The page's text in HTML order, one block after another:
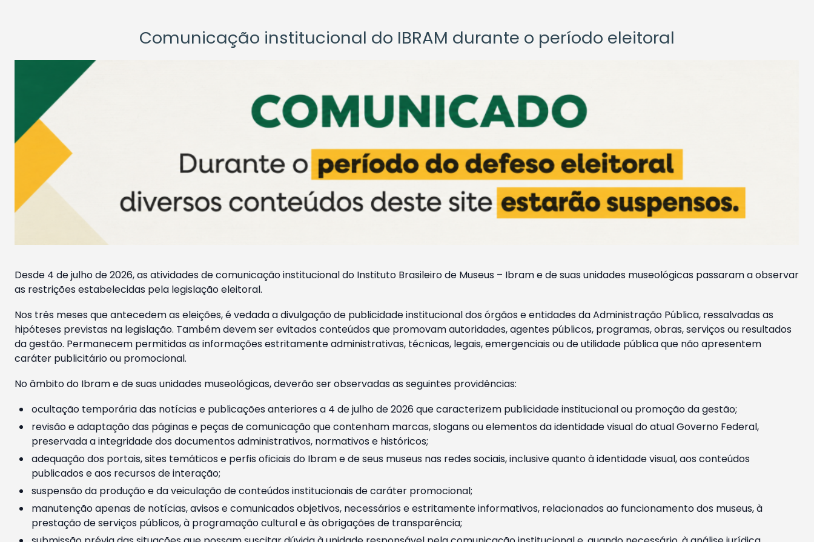
Comunicação institucional do IBRAM durante o período eleitoral
Desde 4 de julho de 2026, as atividades de comunicação institucional do Instituto Brasileiro de Museus – Ibram e de suas unidades museológicas passaram a observar
as restrições estabelecidas pela legislação eleitoral.
Nos três meses que antecedem as eleições, é vedada a divulgação de publicidade institucional dos órgãos e entidades da Administração Pública, ressalvadas as
hipóteses previstas na legislação. Também devem ser evitados conteúdos que promovam autoridades, agentes públicos, programas, obras, serviços ou resultados
da gestão. Permanecem permitidas as informações estritamente administrativas, técnicas, legais, emergenciais ou de utilidade pública que não apresentem
caráter publicitário ou promocional.
No âmbito do Ibram e de suas unidades museológicas, deverão ser observadas as seguintes providências:
ocultação temporária das notícias e publicações anteriores a 4 de julho de 2026 que caracterizem publicidade institucional ou promoção da gestão;
revisão e adaptação das páginas e peças de comunicação que contenham marcas, slogans ou elementos da identidade visual do atual Governo Federal,
preservada a integridade dos documentos administrativos, normativos e históricos;
adequação dos portais, sites temáticos e perfis oficiais do Ibram e de seus museus nas redes sociais, inclusive quanto à identidade visual, aos conteúdos
publicados e aos recursos de interação;
suspensão da produção e da veiculação de conteúdos institucionais de caráter promocional;
manutenção apenas de notícias, avisos e comunicados objetivos, necessários e estritamente informativos, relacionados ao funcionamento dos museus, à
prestação de serviços públicos, à programação cultural e às obrigações de transparência;